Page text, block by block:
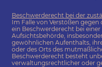
Beschwerderecht bei der
Im Falle von Verstößen gegen
ein Beschwerderecht bei einer
Aufsichtsbehörde,
gewöhnlichen Aufenthalts,
oder des Orts des
Beschwerderecht besteht
verwaltungsrechtlicher oder